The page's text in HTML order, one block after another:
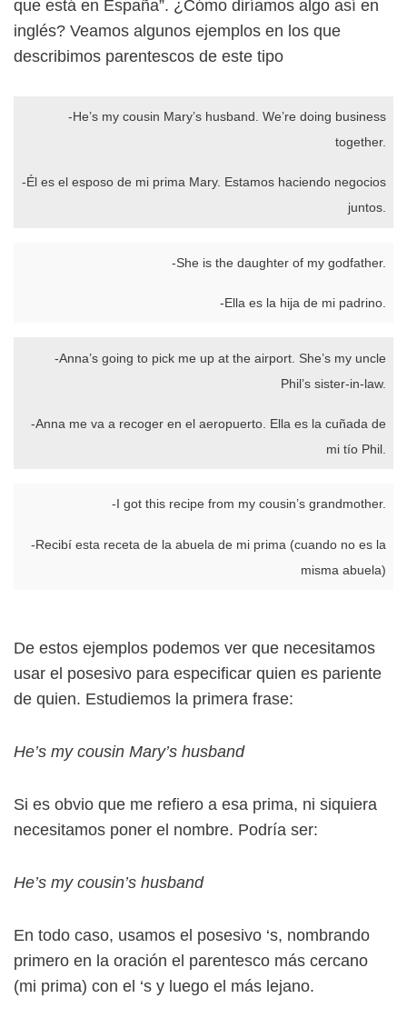
que está en España”. ¿Cómo diríamos algo así en
inglés? Veamos algunos ejemplos en los que
describimos parentescos de este tipo
-He’s my cousin Mary’s husband. We’re doing business
together.
-Él es el esposo de mi prima Mary. Estamos haciendo negocios
juntos.
-She is the daughter of my godfather.
-Ella es la hija de mi padrino.
-Anna’s going to pick me up at the airport. She’s my uncle
Phil’s sister-in-law.
-Anna me va a recoger en el aeropuerto. Ella es la cuñada de
mi tío Phil.
-I got this recipe from my cousin’s grandmother.
-Recibí esta receta de la abuela de mi prima (cuando no es la
misma abuela)
De estos ejemplos podemos ver que necesitamos
usar el posesivo para especificar quien es pariente
de quien. Estudiemos la primera frase:
He’s my cousin Mary’s husband
Si es obvio que me refiero a esa prima, ni siquiera
necesitamos poner el nombre. Podría ser:
He’s my cousin’s husband
En todo caso, usamos el posesivo ‘s, nombrando
primero en la oración el parentesco más cercano
(mi prima) con el ‘s y luego el más lejano.